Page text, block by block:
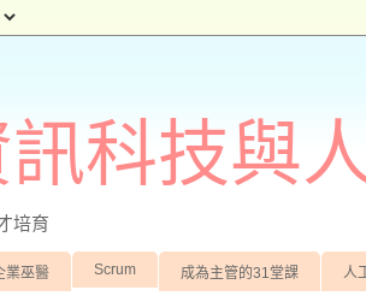
訊科技與
培育
業巫醫 Scrum 成為主管的31堂課 人